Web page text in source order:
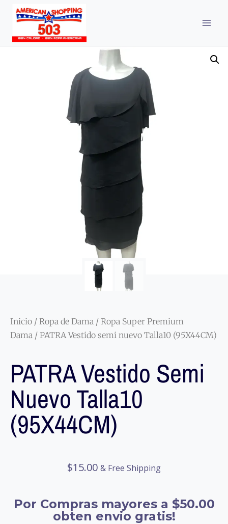
Inicio / Ropa de Dama / Ropa Super Premium
Dama / PATRA Vestido semi nuevo Talla10 (95X44CM)
PATRA Vestido Semi
Nuevo Talla10
(95X44CM)
$15.00 & Free Shipping
Por Compras mayores a $50.00
obten envio gratis!